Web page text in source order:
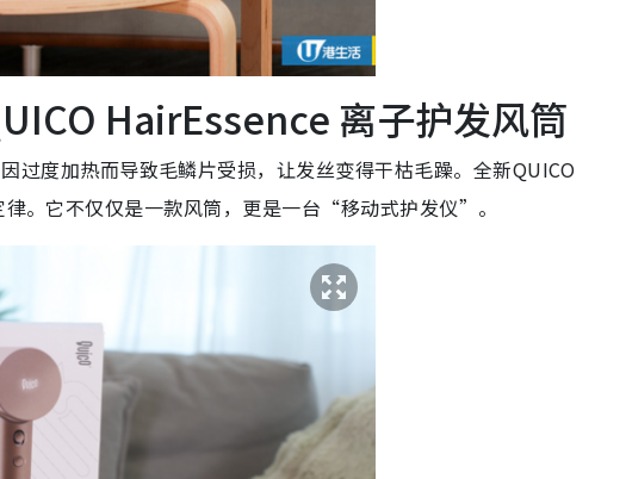
HairEssence 离子护发风筒
度加热而导致毛鳞片受损，让发丝变得干枯毛躁。全新QUICO
。它不仅仅是一款风筒，更是一台“移动式护发仪”。